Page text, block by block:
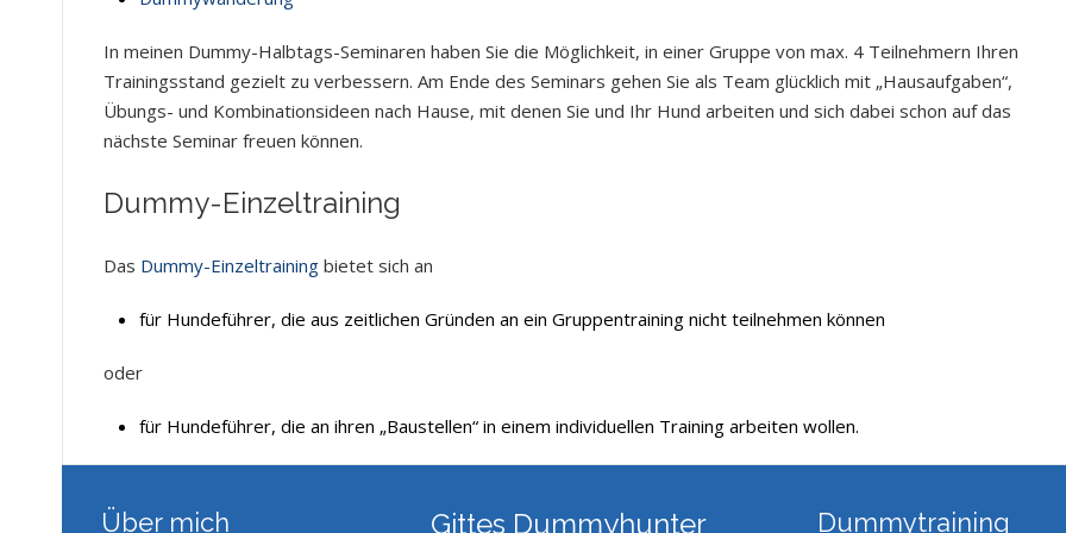
In meinen Dummy-Halbtags-Seminaren haben Sie die Möglichkeit, in einer Gruppe von max. 4 Teilnehmern Ihren
Trainingsstand gezielt zu verbessern. Am Ende des Seminars gehen Sie als Team glücklich mit „Hausaufgaben“,
Übungs- und Kombinationsideen nach Hause, mit denen Sie und Ihr Hund arbeiten und sich dabei schon auf das
nächste Seminar freuen können.
Dummy-Einzeltraining
Das Dummy-Einzeltraining bietet sich an
für Hundeführer, die aus zeitlichen Gründen an ein Gruppentraining nicht teilnehmen können
oder
für Hundeführer, die an ihren „Baustellen“ in einem individuellen Training arbeiten wollen.
Über mich Gittes Dummyhunter Dummytraining